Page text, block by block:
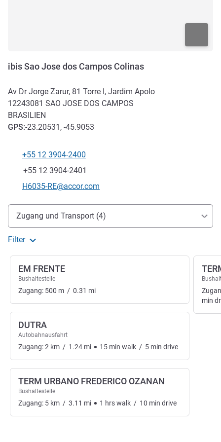
ibis Sao Jose dos Campos Colinas
Av Dr Jorge Zarur, 81 Torre I, Jardim Apolo
12243081 SAO JOSE DOS CAMPOS
BRASILIEN
GPS:-23.20531, -45.9053
+55 12 3904-2400
Fax
+55 12 3904-2401
Kontakt-E-Mail
H6035-RE@accor.com
Erreichbarkeit und Anbindung
Zugang und Transport (4)
Filter
EM FRENTE
Bushaltestelle
Zugang: 500 m / 0.31 mi
DUTRA
Autobahnausfahrt
Zugang:2 km / 1.24 mi 15 min walk / 5 min drive
TERM URBANO FREDERICO OZANAN
Bushaltestelle
Zugang: 5 km / 3.11 mi 1 hrswalk / 10 min drive
min